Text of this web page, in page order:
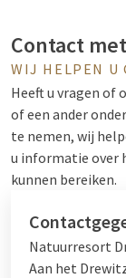
Contact
WIJ HELPEN U
Heeft u vragen of
of een ander
te nemen, wij
u informatie over
kunnen bereiken.
Natuurresort
Aan het